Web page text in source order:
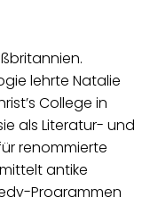
lehrte Natalie
College in
als Literatur- und
renommierte
antike
Programmen